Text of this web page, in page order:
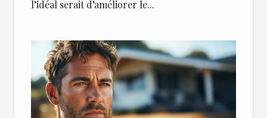
l’idéal serait d’améliorer le...